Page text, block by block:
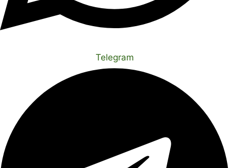
Telegram